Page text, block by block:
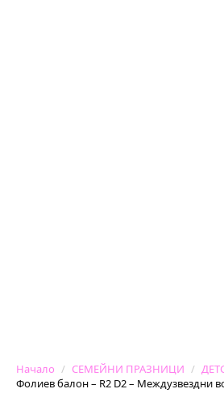
Начало СЕМЕЙНИ ПРАЗНИЦИ
Фолиев балон – R2 D2 – Междузвездни